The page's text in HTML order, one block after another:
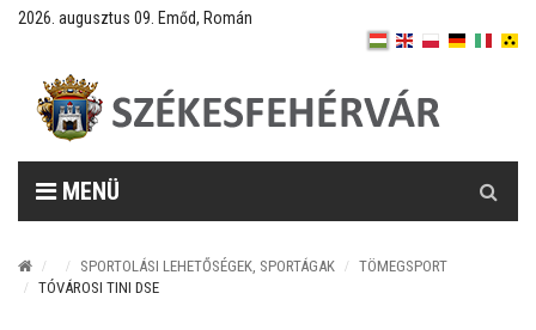
2026. augusztus 09. Emőd, Román
MENÜ
SPORTOLÁSI LEHETŐSÉGEK, SPORTÁGAK
TÖMEGSPORT
TÓVÁROSI TINI DSE